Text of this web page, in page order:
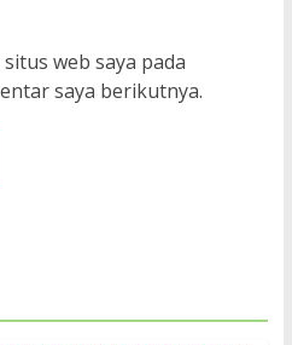
web saya pada
saya berikutnya.